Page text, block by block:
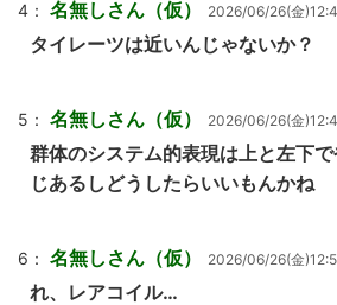
4： 名無しさん（仮） 2026/06/26(金
タイレーツは近いんじゃないか？
5： 名無しさん（仮） 2026/06/26(金
群体のシステム的表現は上と左下
じあるしどうしたらいいもんかね
6： 名無しさん（仮） 2026/06/26(金
れ、レアコイル…